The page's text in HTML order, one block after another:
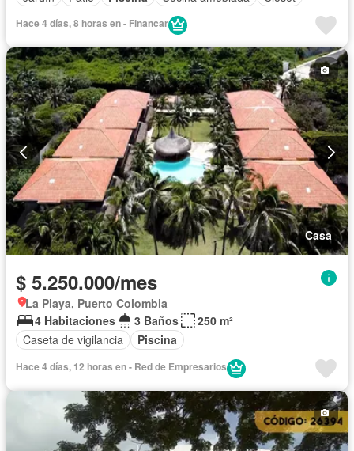
Hace 4 días, 8 horas en - Financar
Casa
$ 5.250.000/mes
La Playa, Puerto Colombia
4 Habitaciones
3 Baños
250 m²
Caseta de vigilancia
Piscina
Hace 4 días, 12 horas en - Red de Empresarios